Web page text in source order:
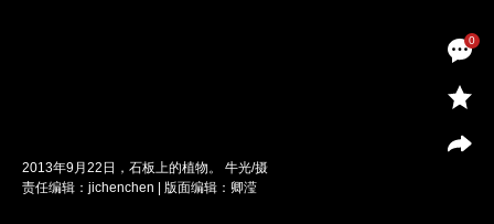
0
2013年9月22日，石板上的植物。 牛光/摄
责任编辑：jichenchen | 版面编辑：卿滢